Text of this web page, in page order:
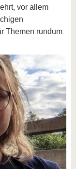
vor allem
Themen rundum